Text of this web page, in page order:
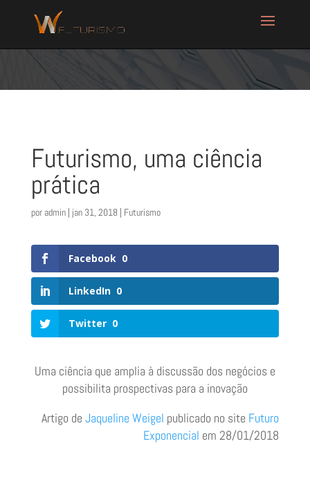
Futurismo, uma ciência
prática
por admin| jan 31, 2018| Futurismo
Facebook 0
LinkedIn 0
Twitter 0
Uma ciência que amplia à discussão dos negócios e
possibilita prospectivas para a inovação
Artigo deJaqueline Weigel publicado no site Futuro
Exponencial em 28/01/2018